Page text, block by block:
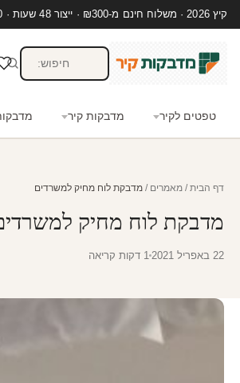
קיץ 2026 · משלוח חינם מ-₪300 · ייצור 48 שעות · 15,000+ לקוחות מרוצים
טפטים לקיר מדבקות קיר
דף הבית / מאמרים / מדבקת לוח מחיק למשרדים
מדבקת לוח מחיק
22 באפריל 2021 1 דקות קריאה